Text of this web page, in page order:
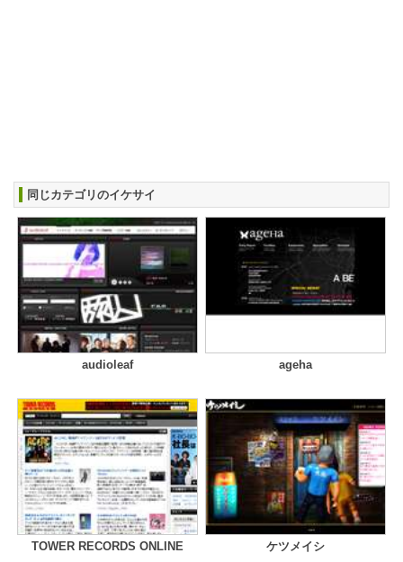
同じカテゴリのイケサイ
audioleaf ageha
TOWER RECORDS ONLINE ケツメイシ